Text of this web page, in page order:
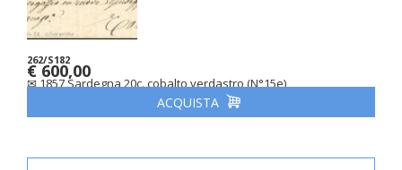
262/S182
✉ 1857 Sardegna 20c. cobalto verdastro (N°15e)
€ 600,00
ACQUISTA